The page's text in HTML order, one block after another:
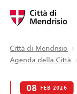
Città di Mendrisio
Agenda della Città
08 FEB 2026